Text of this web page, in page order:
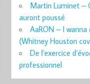
Martin Luminet –
auront poussé
AaRON – I
(Whitney Houston
De l’exercice
professionnel